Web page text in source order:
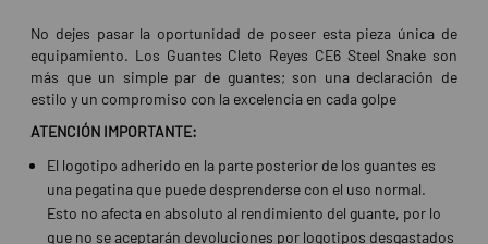
No dejes pasar la oportunidad de poseer esta pieza única de
equipamiento. Los Guantes Cleto Reyes CE6 Steel Snake son
más que un simple par de guantes; son una declaración de
estilo y un compromiso con la excelencia en cada golpe
ATENCIÓN IMPORTANTE:
El logotipo adherido en la parte posterior de los guantes es
una pegatina que puede desprenderse con el uso normal.
Esto no afecta en absoluto al rendimiento del guante, por lo
que no se aceptarán devoluciones por logotipos desgastados